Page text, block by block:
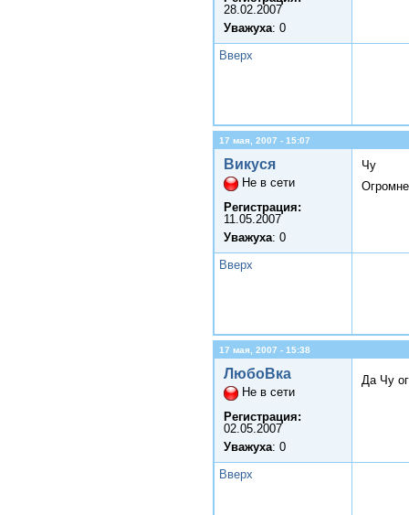
28.02.2007
Уважуха: 0
Вверх
17 мая, 2007 - 15:07
Викуся
Не в сети
Регистрация:
11.05.2007
Уважуха: 0
Чу
Вверх
17 мая, 2007 - 15:38
ЛюбоВка
Не в сети
Регистрация:
02.05.2007
Уважуха: 0
Да Чу
Вверх